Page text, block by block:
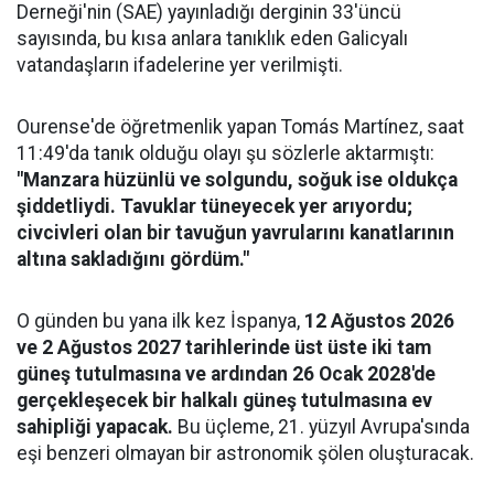
Derneği'nin (SAE) yayınladığı derginin 33'üncü
sayısında, bu kısa anlara tanıklık eden Galicyalı
vatandaşların ifadelerine yer verilmişti.
Ourense'de öğretmenlik yapan Tomás Martínez, saat
11:49'da tanık olduğu olayı şu sözlerle aktarmıştı:
"Manzara hüzünlü ve solgundu, soğuk ise oldukça
şiddetliydi. Tavuklar tüneyecek yer arıyordu;
civcivleri olan bir tavuğun yavrularını kanatlarının
altına sakladığını gördüm."
O günden bu yana ilk kez İspanya, 12 Ağustos 2026
ve 2 Ağustos 2027 tarihlerinde üst üste iki tam
güneş tutulmasına ve ardından 26 Ocak 2028'de
gerçekleşecek bir halkalı güneş tutulmasına ev
sahipliği yapacak. Bu üçleme, 21. yüzyıl Avrupa'sında
eşi benzeri olmayan bir astronomik şölen oluşturacak.